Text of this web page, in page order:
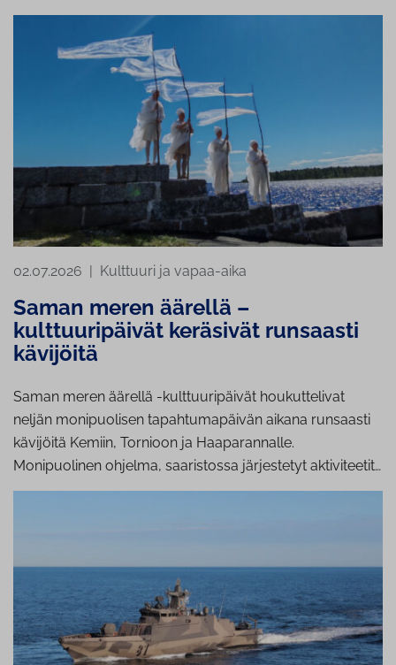
02.07.2026 | Kulttuuri ja vapaa-aika
Saman meren äärellä –
kulttuuripäivät keräsivät runsaasti
kävijöitä
Saman meren äärellä -kulttuuripäivät houkuttelivat
neljän monipuolisen tapahtumapäivän aikana runsaasti
kävijöitä Kemiin, Tornioon ja Haaparannalle.
Monipuolinen ohjelma, saaristossa järjestetyt aktiviteetit…